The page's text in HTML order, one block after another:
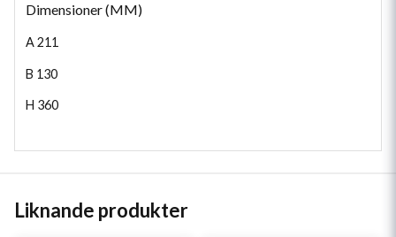
Dimensioner (MM)
A211
B 130
H 360
Liknande produkter